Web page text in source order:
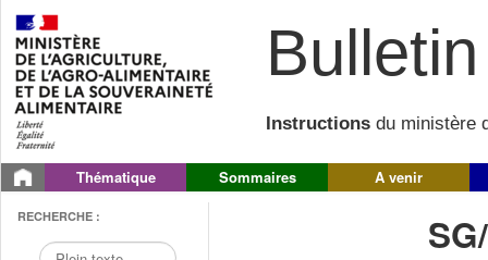
Instructions du ministère
Thématique Sommaires A venir
RECHERCHE :